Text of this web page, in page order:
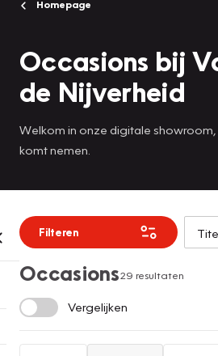
Homepage
Occasions bij
de Nijverheid
Welkom in onze digitale showroom,
komt nemen.
Filteren
Occasions29 resultaten
Vergelijken